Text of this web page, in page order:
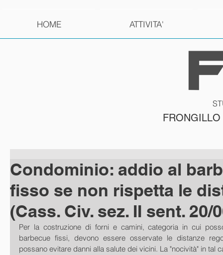
HOME ATTIVITA'
Condominio: addio al
fisso se non rispetta le
(Cass. Civ. sez. II sent. 20/
Per la costruzione di forni e camini, categoria in cui
barbecue fissi, devono essere osservate le distanze
possano evitare danni alla salute dei vicini. La "nocività" in tal